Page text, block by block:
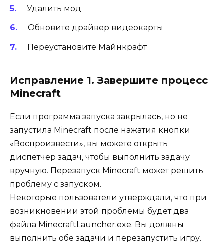
Удалить мод
Обновите драйвер видеокарты
Переустановите Майнкрафт
Исправление 1. Завершите процесс
Minecraft
Если программа запуска закрылась, но не
запустила Minecraft после нажатия кнопки
«Воспроизвести», вы можете открыть
диспетчер задач, чтобы выполнить задачу
вручную. Перезапуск Minecraft может решить
проблему с запуском.
Некоторые пользователи утверждали, что при
возникновении этой проблемы будет два
файла MinecraftLauncher.exe. Вы должны
выполнить обе задачи и перезапустить игру.